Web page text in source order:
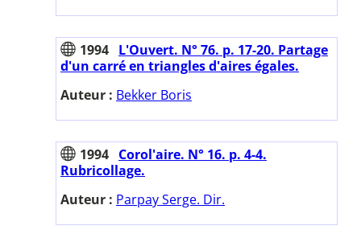
1994 L'Ouvert. N° 76. p. 17-20. Partage
d'un carré en triangles d'aires égales.
Auteur : Bekker Boris
1994 Corol'aire. N° 16. p. 4-4.
Rubricollage.
Auteur : Parpay Serge. Dir.